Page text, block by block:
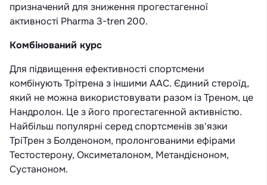
призначений для зниження прогестагенної
активності Pharma 3-tren 200.
Комбінований курс
Для підвищення ефективності спортсмени
комбінують Трітрена з іншими ААС. Єдиний стероїд,
який не можна використовувати разом із Треном, це
Нандролон. Це з його прогестагенной активністю.
Найбільш популярні серед спортсменів зв'язки
ТріТрен з Болденоном, пролонгованими ефірами
Тестостерону, Оксиметалоном, Метандієноном,
Сустаноном.